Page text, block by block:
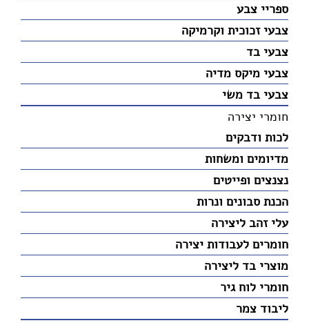
ספריי צבע
צבעי זכוכית וקרמיקה
צבעי בד
צבעי מיקס מדיה
צבעי בד משי
חומרי יצירה
לכות ודבקים
מדיומים ומשחות
נצנצים ופייטים
הכנת סבונים ונרות
עלי זהב ליצירה
חומרים לעבודות יצירה
מוצרי בד ליצירה
חומרי לוח גיר
ליבוד צמר